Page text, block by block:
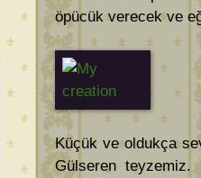
öpücük verecek ve
Küçük ve oldukça
Gülseren teyzemiz.